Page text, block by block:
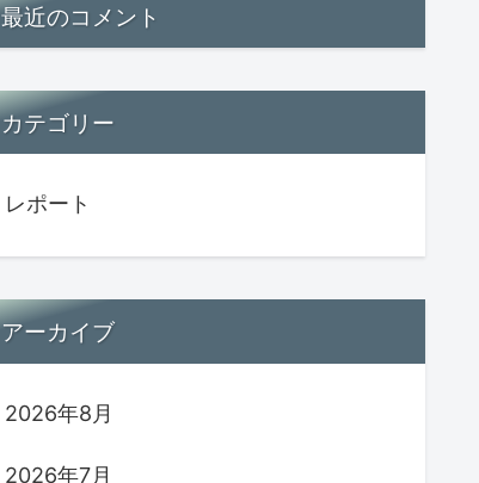
最近のコメント
カテゴリー
レポート
アーカイブ
2026年8月
2026年7月